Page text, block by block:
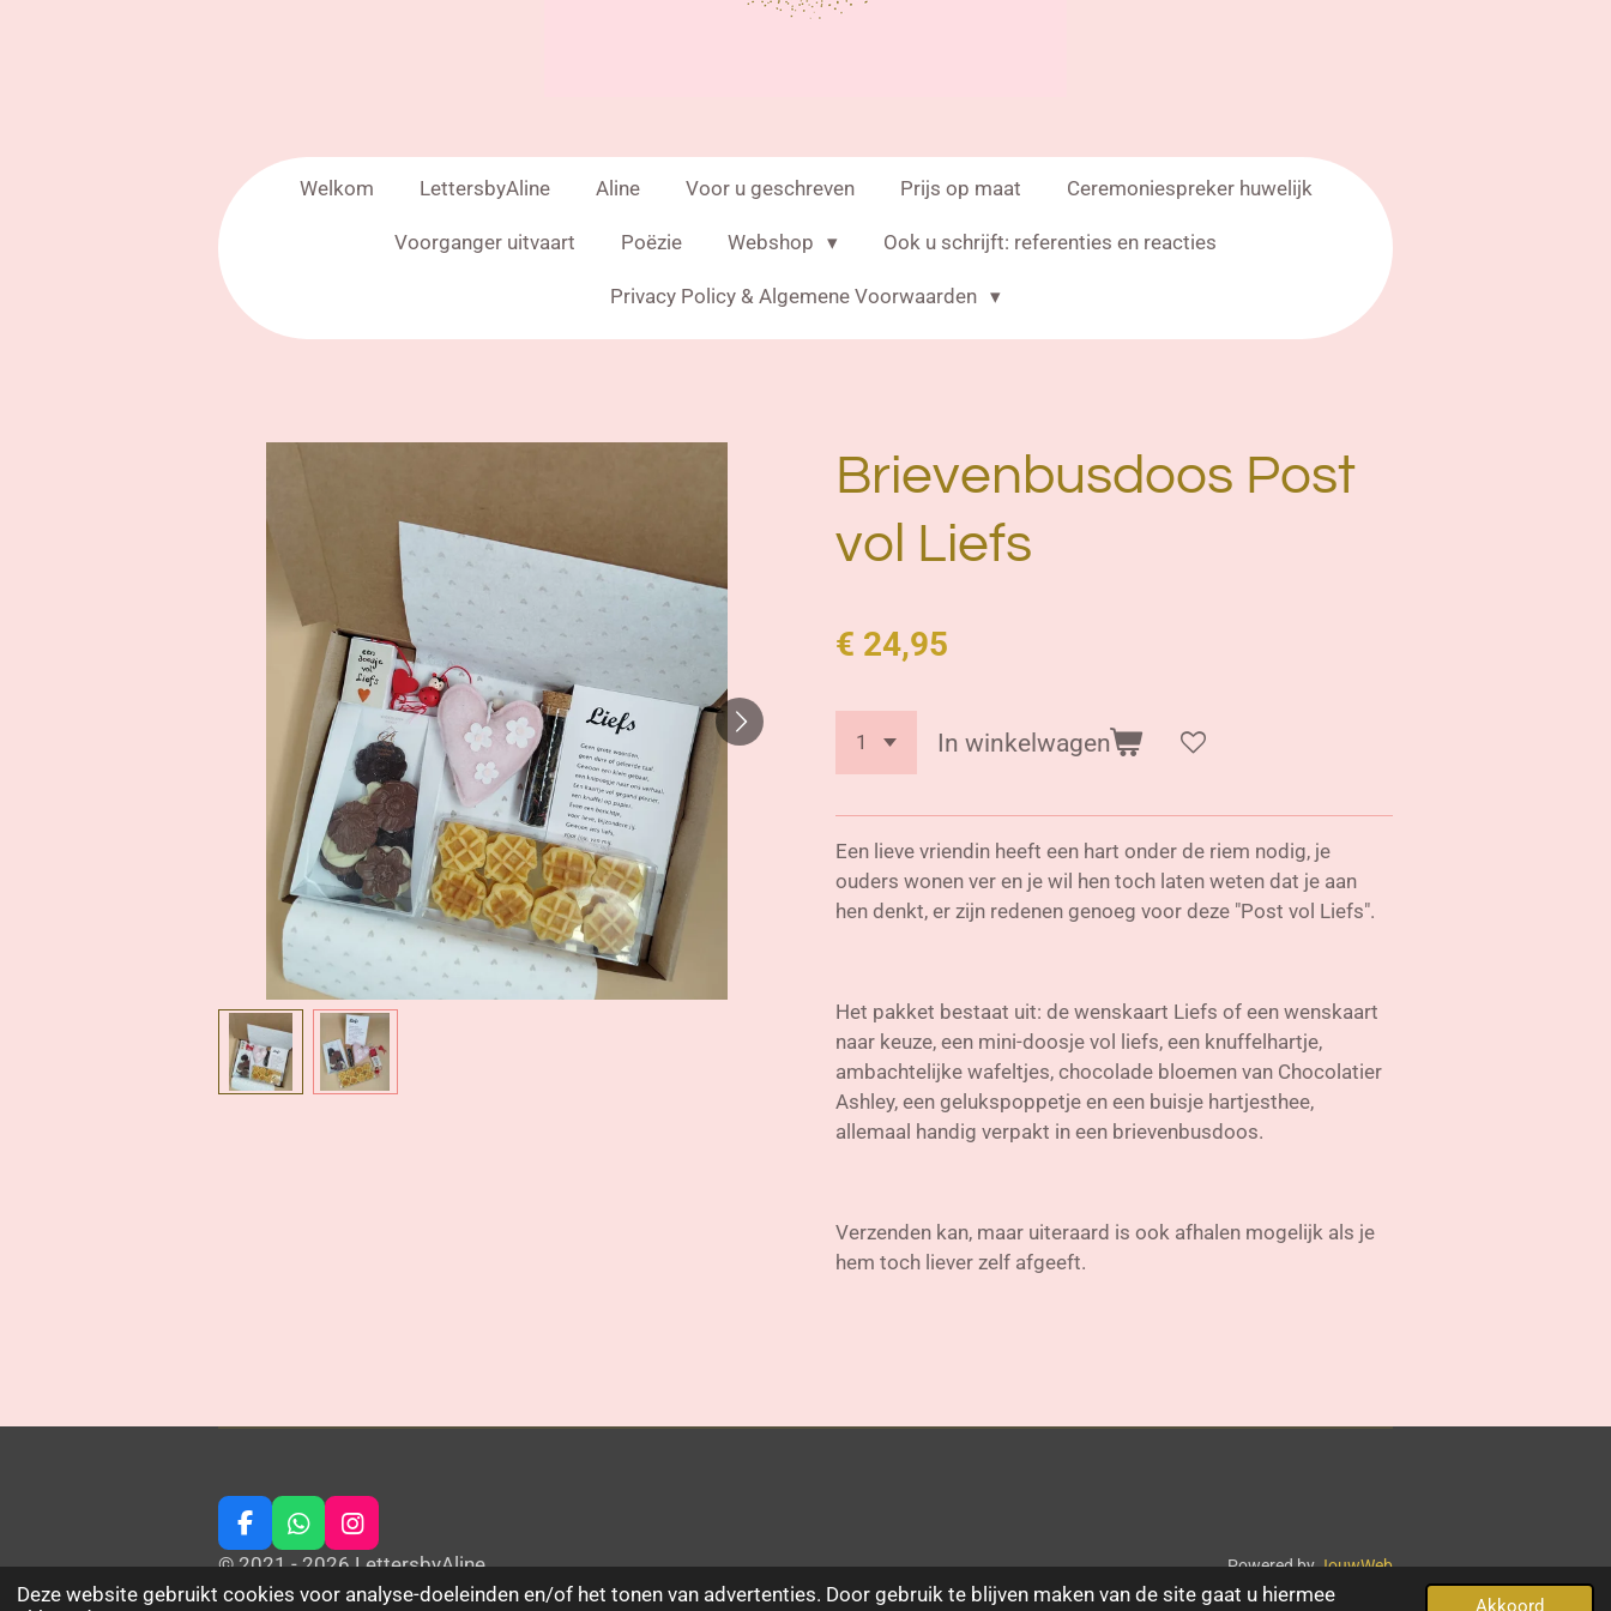
Deze website gebruikt cookies voor analyse-doeleinden en/of het tonen van advertenties. Door gebruik te blijven maken van de site gaat u hiermee
Welkom LettersbyAline Aline Voor u geschreven Prijs op maat Ceremoniespreker huwelijk
Voorganger uitvaart Poëzie Webshop Ook u schrijft: referenties en reacties
Privacy Policy & Algemene Voorwaarden
Brievenbusdoos Post
vol Liefs
€ 24,95
In winkelwagen
Een lieve vriendin heeft een hart onder de riem nodig, je
ouders wonen ver en je wil hen toch laten weten dat je aan
hen denkt, er zijn redenen genoeg voor deze "Post vol Liefs".
Het pakket bestaat uit: de wenskaart Liefs of een wenskaart
naar keuze, een mini-doosje vol liefs, een knuffelhartje,
ambachtelijke wafeltjes, chocolade bloemen van Chocolatier
Ashley, een gelukspoppetje en een buisje hartjesthee,
allemaal handig verpakt in een brievenbusdoos.
Verzenden kan, maar uiteraard is ook afhalen mogelijk als je
hem toch liever zelf afgeeft.
F
a
e
W
h
t
I
n
t
© 2021 - 2026 LettersbyAline Powered byJouwWeb